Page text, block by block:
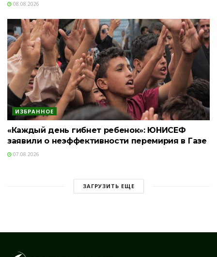
08.08.2026
ИЗБРАННОЕ
«Каждый день гибнет ребенок»: ЮНИСЕФ
заявили о неэффективности перемирия в Газе
07.08.2026
ЗАГРУЗИТЬ ЕЩЕ